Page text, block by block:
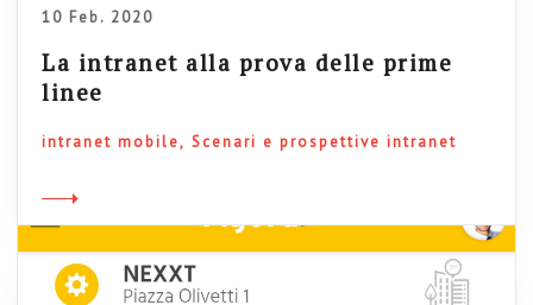
10 Feb. 2020
La intranet alla prova delle prime
linee
intranet mobile Scenari e prospettive intranet